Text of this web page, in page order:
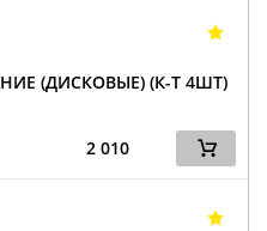
(ДИСКОВЫЕ) (К-Т 4ШТ)
2 010